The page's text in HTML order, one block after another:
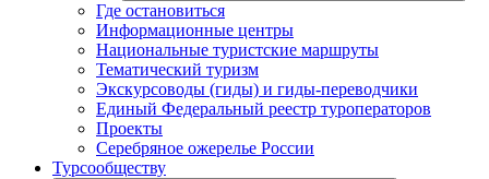
Где остановиться
Информационные центры
Национальные туристские маршруты
Тематический туризм
Экскурсоводы (гиды) и гиды-переводчики
Единый Федеральный реестр туроператоров
Проекты
Серебряное ожерелье России
Турсообществу